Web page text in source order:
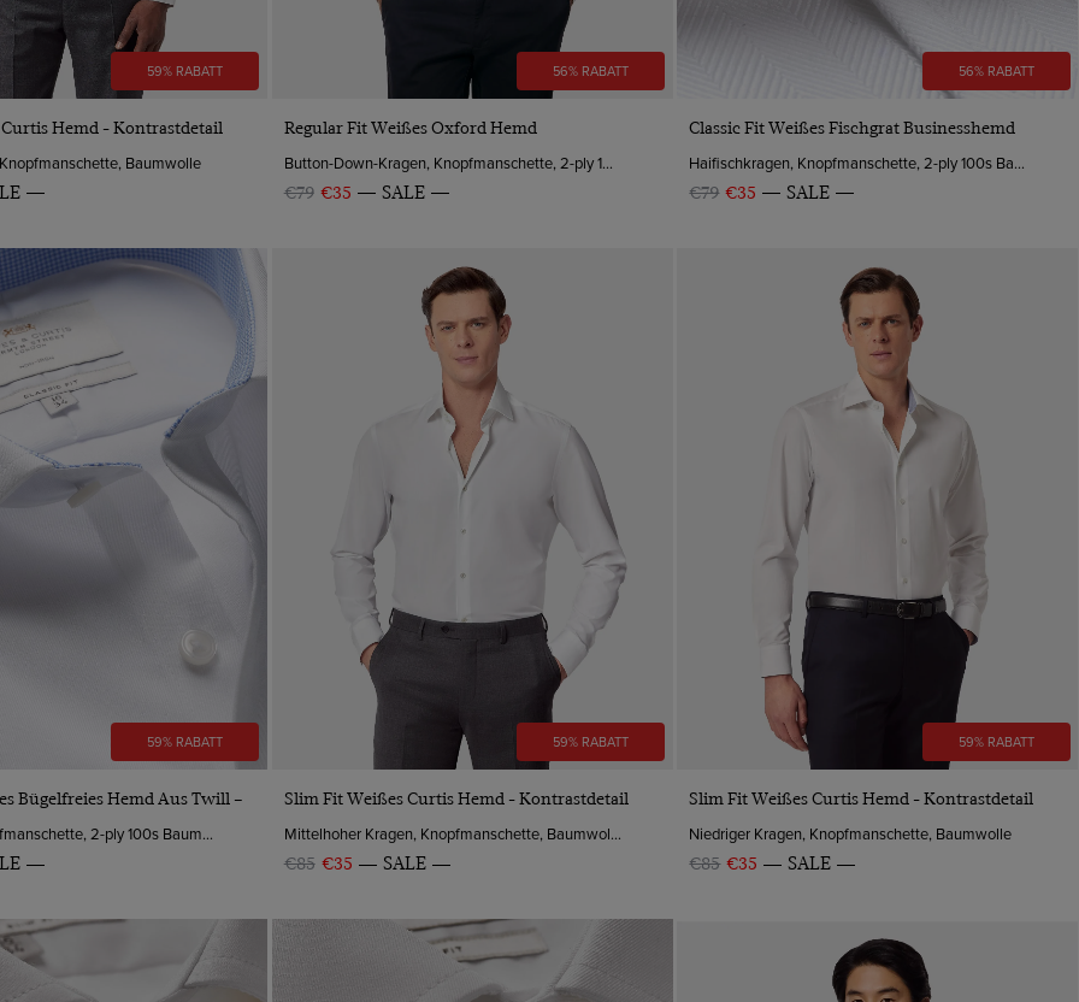
59% RABATT
VORSCHAU
Hemd - Kontrastdetail
Baumwolle
56% RABATT
VORSCHAU
Regular Fit Weißes Oxford Hemd
Button-Down-Kragen, Knopfmanschette, 2-ply 100s Baumwolle
€79 €35 SALE
56% RABATT
VORSCHAU
Classic Fit Weißes Fischgrat Businesshemd
Haifischkragen, Knopfmanschette, 2-ply 100s Baumwolle
€79 €35 SALE
59% RABATT
VORSCHAU
Bügelfreies Hemd Aus Twill –
Kentkragen, Knopfmanschette, 2-ply 100s Baumwolle
59% RABATT
VORSCHAU
Slim Fit Weißes Curtis Hemd - Kontrastdetail
Mittelhoher Kragen, Knopfmanschette, Baumwolle
€85 €35 SALE
59% RABATT
VORSCHAU
Slim Fit Weißes Curtis Hemd - Kontrastdetail
Niedriger Kragen, Knopfmanschette, Baumwolle
€85 €35 SALE